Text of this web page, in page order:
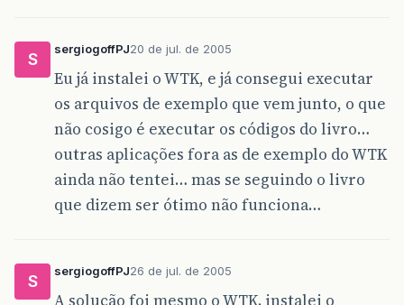
S
sergiogoffPJ20 de jul. de 2005
Eu já instalei o WTK, e já consegui executar
os arquivos de exemplo que vem junto, o que
não cosigo é executar os códigos do livro…
outras aplicações fora as de exemplo do WTK
ainda não tentei… mas se seguindo o livro
que dizem ser ótimo não funciona…
S
sergiogoffPJ26 de jul. de 2005
A solução foi mesmo o WTK. instalei o